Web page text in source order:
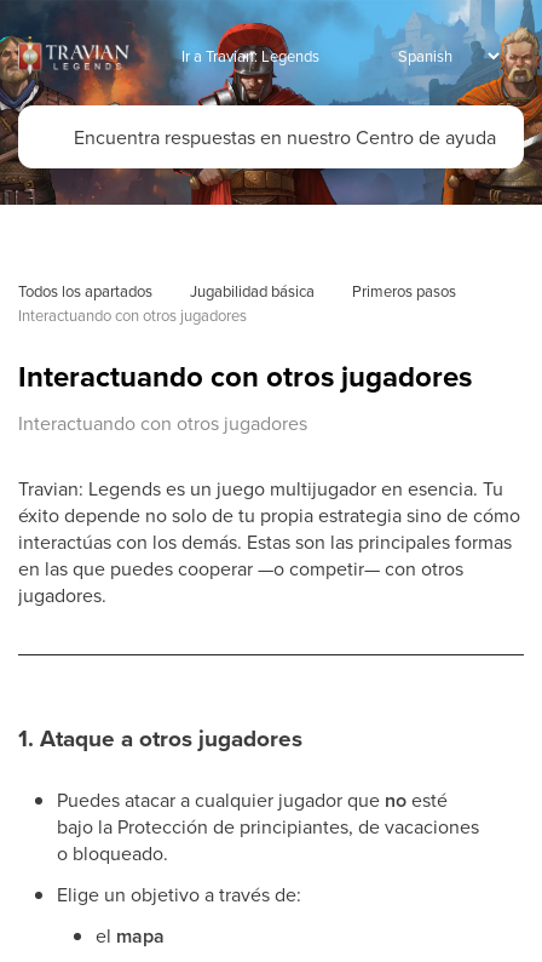
Ir a Travian: Legends
Todos los apartados Jugabilidad básica
Primeros pasos
Interactuando con otros jugadores
Interactuando con otros jugadores
Interactuando con otros jugadores
Travian: Legends es un juego multijugador en esencia. Tu
éxito depende no solo de tu propia estrategia sino de cómo
interactúas con los demás. Estas son las principales formas
en las que puedes cooperar —o competir— con otros
jugadores.
1. Ataque a otros jugadores
Puedes atacar a cualquier jugador que noesté
bajo la Protección de principiantes, de vacaciones
o bloqueado.
Elige un objetivo a través de:
el mapa